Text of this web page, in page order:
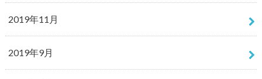
2019年11月
2019年9月